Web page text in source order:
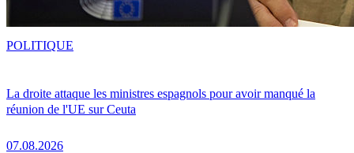
La droite attaque les ministres espagnols pour avoir manqué la
réunion de l'UE sur Ceuta
07.08.2026
POLITIQUE